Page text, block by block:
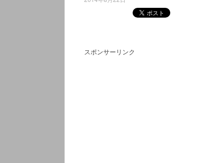
スポンサーリンク